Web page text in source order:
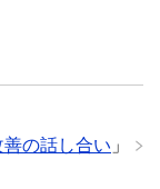
善の話し合い 」